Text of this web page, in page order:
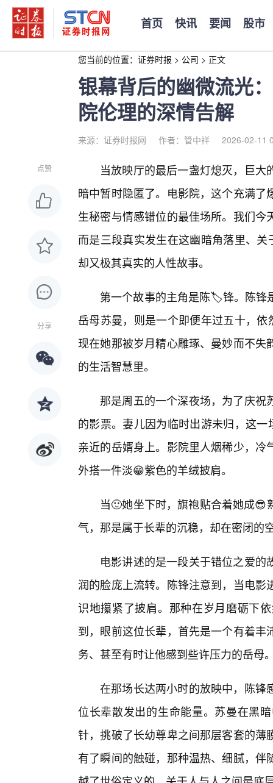
首页 快讯 要闻 股市
您当前的位置： 证券时报 > 公司 > 正文
银幕背后的幽微流光
院伦理的深情告解
来源：证券时报网 作者：管中祥 2026-02-11
点赞
分享
当放映厅的最后一盏灯熄灭，巨
暗中暂时隐匿了。电影院，这个充满
生秘密与情感错位的最佳场所。我们
而是三段真实发生在这幽暗角落里、
却又极其真实的人性故事。
第一个故事的主角是陈🏷️锋。陈锋
岳母苏曼，则是一个即便年过五十，
现在她那被岁月精心雕琢、曼妙而不
的生活智慧里。
那是周五的一个深夜场，为了庆
的影票。妻儿因为临时出游未归，这
亲近的岳婿身上。影院里人烟稀少，
外搭一件淡😁紫色的羊绒披肩。
当🙂她坐下时，旗袍贴合着她成
气，那是属于长辈的沉稳，却在密闭的
电影讲述的是一段关于错位之爱
润的脸庞上流转。陈锋注意到，当电
识地攥紧了披肩。那种在岁月磨砺下
到，眼前这位长辈，首先是一个有着
务、甚至有时让他感到些许压力的岳母
在那场长达两小时的放映中，陈锋
位长辈散发出的生命能量。苏曼在黑
针，挑破了长幼尊卑之间那层客套的
有了瞬间的触碰，那种温热、细腻，